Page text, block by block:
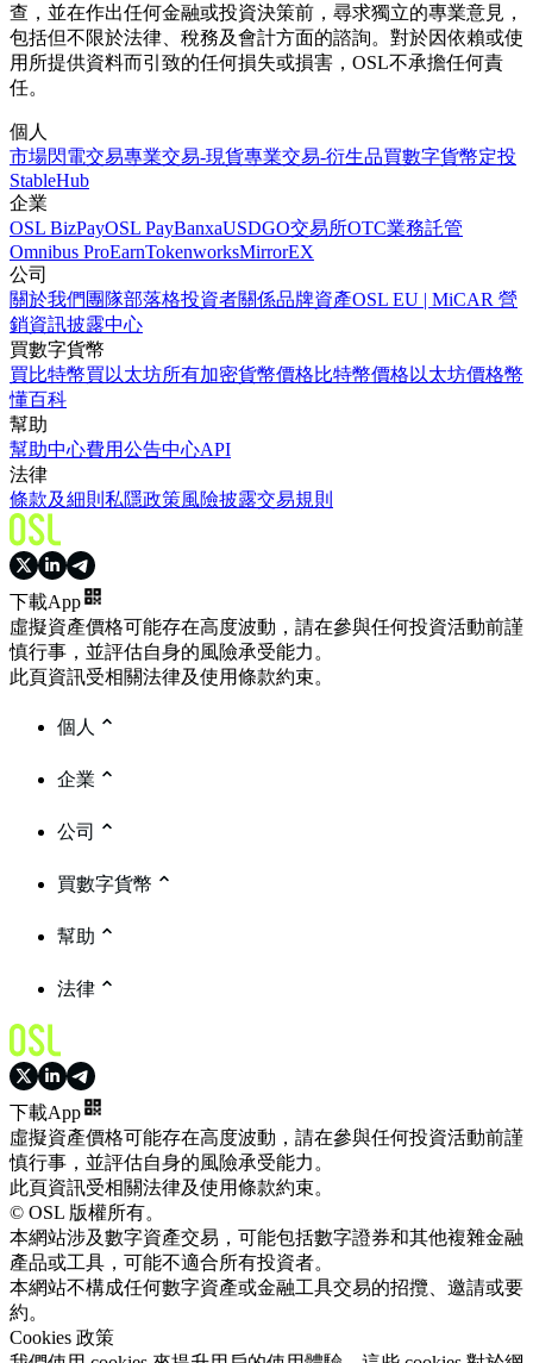
查，並在作出任何金融或投資決策前，尋求獨立的專業意見，
包括但不限於法律、稅務及會計方面的諮詢。對於因依賴或使
用所提供資料而引致的任何損失或損害，OSL不承擔任何責
任。
個人
市場閃電交易專業交易-現貨專業交易-衍生品買數字貨幣定投
StableHub
企業
OSL BizPayOSL PayBanxaUSDGO交易所OTC業務託管
Omnibus ProEarnTokenworksMirrorEX
公司
關於我們 團隊部落格投資者關係品牌資產OSL EU | MiCAR 營
銷資訊披露中心
買數字貨幣
買比特幣買以太坊所有加密貨幣價格比特幣價格 以太坊價格幣
懂百科
幫助
幫助中心費用公告中心API
法律
條款及細則 私隱政策風險披露交易規則
下載App
虛擬資產價格可能存在高度波動，請在參與任何投資活動前謹
慎行事，並評估自身的風險承受能力。
此頁資訊受相關法律及使用條款約束。
個人
企業
公司
買數字貨幣
幫助
法律
下載App
虛擬資產價格可能存在高度波動，請在參與任何投資活動前謹
慎行事，並評估自身的風險承受能力。
此頁資訊受相關法律及使用條款約束。
© OSL 版權所有。
本網站涉及數字資產交易，可能包括數字證券和其他複雜金融
產品或工具，可能不適合所有投資者。
本網站不構成任何數字資產或金融工具交易的招攬、邀請或要
約。
Cookies 政策